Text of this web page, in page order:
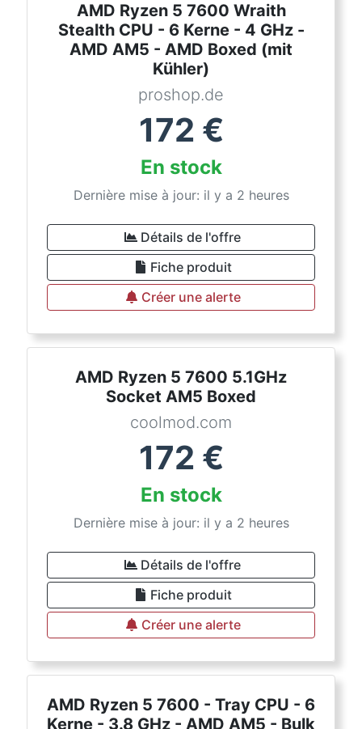
AMD Ryzen 5 7600 Wraith
Stealth CPU - 6 Kerne - 4 GHz -
AMD AM5 - AMD Boxed (mit
Kühler)
proshop.de
172 €
En stock
Dernière mise à jour: il y a 2 heures
Détails de l'offre
Fiche produit
Créer une alerte
AMD Ryzen 5 7600 5.1GHz
Socket AM5 Boxed
coolmod.com
172 €
En stock
Dernière mise à jour: il y a 2 heures
Détails de l'offre
Fiche produit
Créer une alerte
AMD Ryzen 5 7600 - Tray CPU - 6
Kerne - 3.8 GHz - AMD AM5 - Bulk